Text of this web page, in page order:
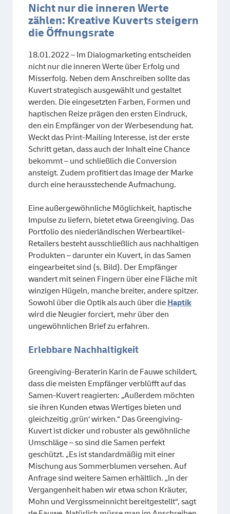
Nicht nur die inneren Werte
zählen: Kreative Kuverts steigern
die Öffnungsrate
18.01.2022 – Im Dialogmarketing entscheiden
nicht nur die inneren Werte über Erfolg und
Misserfolg. Neben dem Anschreiben sollte das
Kuvert strategisch ausgewählt und gestaltet
werden. Die eingesetzten Farben, Formen und
haptischen Reize prägen den ersten Eindruck,
den ein Empfänger von der Werbesendung hat.
Weckt das Print-Mailing Interesse, ist der erste
Schritt getan, dass auch der Inhalt eine Chance
bekommt – und schließlich die Conversion
ansteigt. Zudem profitiert das Image der Marke
durch eine herausstechende Aufmachung.
Eine außergewöhnliche Möglichkeit, haptische
Impulse zu liefern, bietet etwa Greengiving. Das
Portfolio des niederländischen Werbeartikel-
Retailers besteht ausschließlich aus nachhaltigen
Produkten – darunter ein Kuvert, in das Samen
eingearbeitet sind (s. Bild). Der Empfänger
wandert mit seinen Fingern über eine Fläche mit
winzigen Hügeln, manche breiter, andere spitzer.
Sowohl über die Optik als auch über die Haptik
wird die Neugier forciert, mehr über den
ungewöhnlichen Brief zu erfahren.
Erlebbare Nachhaltigkeit
Greengiving-Beraterin Karin de Fauwe schildert,
dass die meisten Empfänger verblüfft auf das
Samen-Kuvert reagierten: „Außerdem möchten
sie ihren Kunden etwas Wertiges bieten und
gleichzeitig ‚grün‘ wirken.“ Das Greengiving-
Kuvert ist dicker und robuster als gewöhnliche
Umschläge – so sind die Samen perfekt
geschützt. „Es ist standardmäßig mit einer
Mischung aus Sommerblumen versehen. Auf
Anfrage sind weitere Samen erhältlich. „In der
Vergangenheit haben wir etwa schon Kräuter,
Mohn und Vergissmeinnicht bereitgestellt“, sagt